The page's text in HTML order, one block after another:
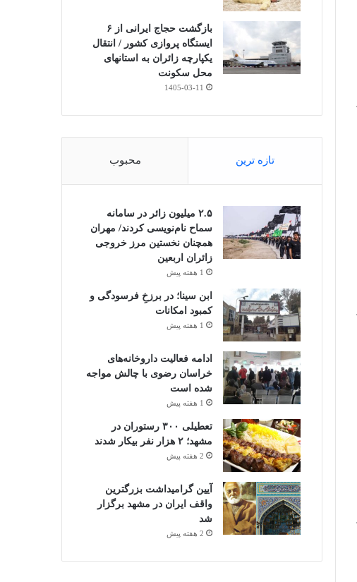
بازگشت حجاج ایرانی از ۶
ایستگاه پروازی کشور / انتقال
یکپارچه زائران به استانهای
محل سکونت
1405-03-11
تازه ترین محبوب
۲.۵ میلیون زائر در سامانه
سماح نام‌نویسی کردند/ مهران
همچنان نخستین مرز خروجی
زائران اربعین
1 هفته پیش
ابن سینا؛ در برزخِ فرسودگی و
کمبود امکانات
1 هفته پیش
ادامه فعالیت داروخانه‌های
خراسان رضوی با چالش مواجه
شده است
1 هفته پیش
تعطیلی ۳۰۰ رستوران در
مشهد؛ ۲ هزار نفر بیکار شدند
2 هفته پیش
آیین گرامیداشت بزرگترین
واقف ایران در مشهد برگزار
شد
2 هفته پیش